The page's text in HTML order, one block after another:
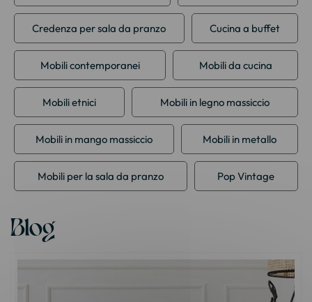
Credenza per sala da pranzo Cucina a buffet
Mobili contemporanei Mobili da cucina
Mobili etnici Mobili in legno massiccio
Mobili in mango massiccio Mobili in metallo
Mobili per la sala da pranzo Pop Vintage
Blog